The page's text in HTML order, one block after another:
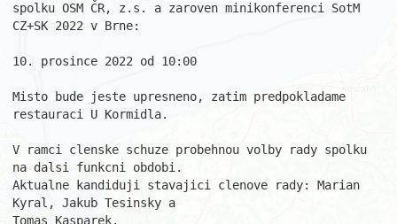
spolku OSM ČR, z.s. a zaroven minikonferenci SotM
CZ+SK 2022 v Brne:
10. prosince 2022 od 10:00
Misto bude jeste upresneno, zatim predpokladame
restauraci U Kormidla.
V ramci clenske schuze probehnou volby rady spolku
na dalsi funkcni obdobi.
Aktualne kandiduji stavajici clenove rady: Marian
Kyral, Jakub Tesinsky a
Tomas Kasparek.